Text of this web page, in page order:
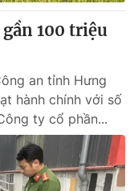
100 triệu
an tỉnh Hưng
hành chính với số
ty cổ phần...